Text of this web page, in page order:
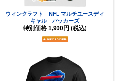
ウィンクラフト NFL マルチユースディ
キャル パッカーズ
特別価格 1,900円 (税込)